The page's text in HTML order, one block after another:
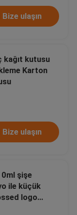
Bize ulaşın
kağıt kutusu
Karton
Bize ulaşın
şişe
ile küçük
logo